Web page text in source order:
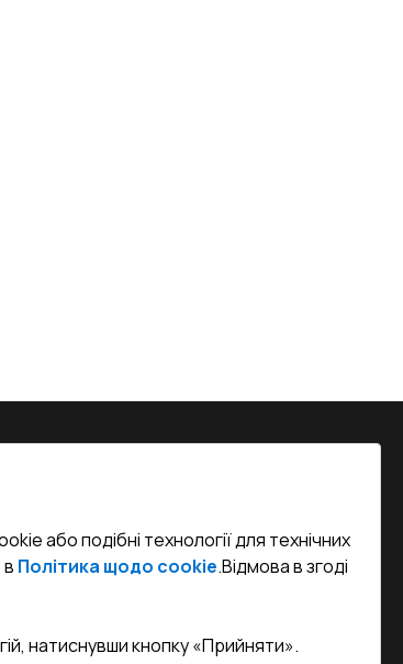
або подібні технології для технічних
Політика щодо cookie.Відмова в згоді
натиснувши кнопку «Прийняти».